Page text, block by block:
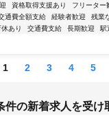
資格取得支援あり フリーター
通費全額支給 経験者歓迎 残業
休あり 交通費支給 長期歓迎 駅
1 2 3 4 5
件の新着求人を受け